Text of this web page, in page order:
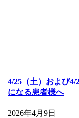
4/25（土）および
になる患者様へ
2026年4月9日